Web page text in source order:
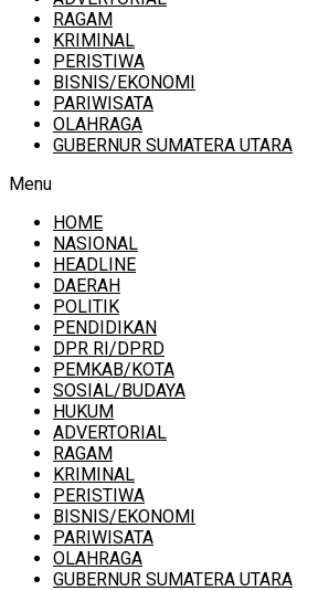
RAGAM
KRIMINAL
PERISTIWA
BISNIS/EKONOMI
PARIWISATA
OLAHRAGA
GUBERNUR SUMATERA UTARA
Menu
HOME
NASIONAL
HEADLINE
DAERAH
POLITIK
PENDIDIKAN
DPR RI/DPRD
PEMKAB/KOTA
SOSIAL/BUDAYA
HUKUM
ADVERTORIAL
RAGAM
KRIMINAL
PERISTIWA
BISNIS/EKONOMI
PARIWISATA
OLAHRAGA
GUBERNUR SUMATERA UTARA